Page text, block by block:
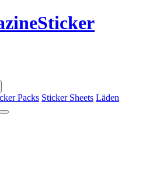
Sticker
Packs Sticker Sheets Läden